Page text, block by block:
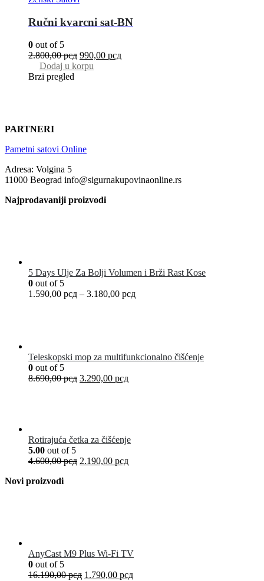
Ručni kvarcni sat-BN
0 out of 5
2.800,00рсд 990,00 рсд
Dodaj u korpu
Brzi pregled
PARTNERI
Pametni satovi Online
Adresa: Volgina 5
11000 Beograd info@sigurnakupovinaonline.rs
Najprodavaniji proizvodi
5 Days Ulje Za Bolji Volumen i Brži Rast Kose
0 out of 5
1.590,00 рсд – 3.180,00 рсд
Teleskopski mop za multifunkcionalno čišćenje
0 out of 5
8.690,00рсд 3.290,00 рсд
Rotirajuća četka za čišćenje
5.00 out of 5
4.600,00рсд 2.190,00 рсд
Novi proizvodi
AnyCast M9 Plus Wi-Fi TV
0 out of 5
16.190,00рсд 1.790,00 рсд